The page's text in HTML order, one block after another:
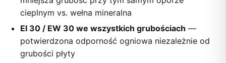
cieplnym vs. wełna mineralna
EI 30 / EW 30 we wszystkich grubościach —
potwierdzona odporność ogniowa niezależnie od
grubości płyty